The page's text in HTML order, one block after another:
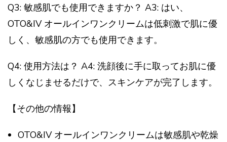
Q3: 敏感肌でも使用できますか？ A3: はい、
OTO&IV オールインワンクリームは低刺激で肌に優
しく、敏感肌の方でも使用できます。
Q4: 使用方法は？ A4: 洗顔後に手に取ってお肌に優
しくなじませるだけで、スキンケアが完了します。
【その他の情報】
OTO&IV オールインワンクリームは敏感肌や乾燥